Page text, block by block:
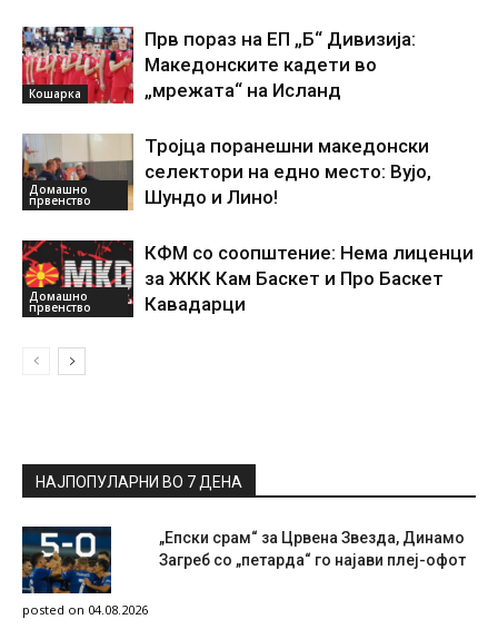
Кошарка
Прв пораз на ЕП „Б“ Дивизија:
Македонските кадети во
„мрежата“ на Исланд
Домашно
првенство
Тројца поранешни македонски
селектори на едно место: Вујо,
Шундо и Лино!
Домашно
првенство
КФМ со соопштение: Нема лиценци
за ЖКК Кам Баскет и Про Баскет
Кавадарци
НАЈПОПУЛАРНИ ВО 7 ДЕНА
„Епски срам“ за Црвена Звезда, Динамо
Загреб со „петарда“ го најави плеј-офот
posted on 04.08.2026